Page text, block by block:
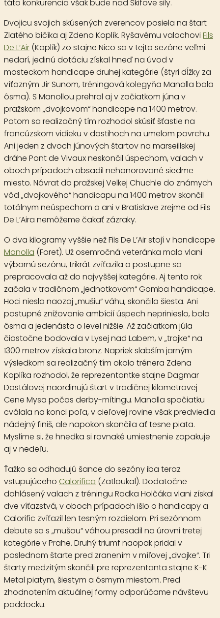
táto konkurencia však bude nad Skifove sily.
Dvojicu svojich skúsených zverencov posiela na štart
Zlatého bičíka aj Zdeno Koplík. Ryšavému valachovi Fils
De L’Air (Koplík) zo stajne Nico sa v tejto sezóne veľmi
nedarí, jedinú dotáciu získal hneď na úvod v
mosteckom handicape druhej kategórie (štyri dĺžky za
víťazným Jir Sunom, tréningová kolegyňa Manolla bola
ôsma). S Manollou prehral aj v začiatkom júna v
pražskom „dvojkovom“ handicape na 1400 metrov.
Potom sa realizačný tím rozhodol skúsiť šťastie na
francúzskom vidieku v dostihoch na umelom povrchu.
Ani jeden z dvoch júnových štartov na marseillskej
dráhe Pont de Vivaux neskončil úspechom, valach v
oboch prípadoch obsadil nehonorované siedme
miesto. Návrat do pražskej Velkej Chuchle do známych
vôd „dvojkového“ handicapu na 1400 metrov skončil
totálnym neúspechom a ani v Bratislave zrejme od Fils
De L’Aira nemôžeme čakať zázraky.
O dva kilogramy vyššie než Fils De L’Air stojí v handicape
Manolla (Foret). Už osemročná veteránka mala vlani
výbornú sezónu, trikrát zvíťazila a postupne sa
prepracovala až do najvyššej kategórie. Aj tento rok
začala v tradičnom „jednotkovom“ Gomba handicape.
Hoci niesla naozaj „mušiu“ váhu, skončila šiesta. Ani
postupné znižovanie ambícií úspech neprinieslo, bola
ôsma a jedenásta o level nižšie. Až začiatkom júla
čiastočne bodovala v Lysej nad Labem, v „trojke“ na
1300 metrov získala bronz. Napriek slabším jarným
výsledkom sa realizačný tím okolo trénera Zdena
Koplíka rozhodol, že reprezentantke stajne Dagmar
Dostálovej naordinujú štart v tradičnej kilometrovej
Cene Mysa počas derby-mítingu. Manolla spočiatku
cválala na konci poľa, v cieľovej rovine však predviedla
nádejný finiš, ale napokon skončila ať tesne piata.
Myslíme si, že hnedka si rovnaké umiestnenie zopakuje
aj v nedeľu.
Ťažko sa odhadujú šance do sezóny iba teraz
vstupujúceho Calorifica (Zatloukal). Dodatočne
dohlásený valach z tréningu Radka Holčáka vlani získal
dve víťazstvá, v oboch prípadoch išlo o handicapy a
Calorific zvíťazil len tesným rozdielom. Pri sezónnom
debute sa s „mušou“ váhou presadil na úrovni tretej
kategórie v Prahe. Druhý triumf naopak pridal v
poslednom štarte pred zranením v míľovej „dvojke“. Tri
štarty medzitým skončili pre reprezentanta stajne K-K
Metal piatym, šiestym a ôsmym miestom. Pred
zhodnotením aktuálnej formy odporúčame návštevu
paddocku.